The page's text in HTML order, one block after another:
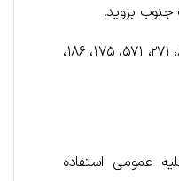
خطوط اتوبوس ۶۰، ۷۵، ۸۵، ۸۷، ۲۷۱، ۵۷۱، ۱۷۵، ۱۸۶،
عمومی استفاده